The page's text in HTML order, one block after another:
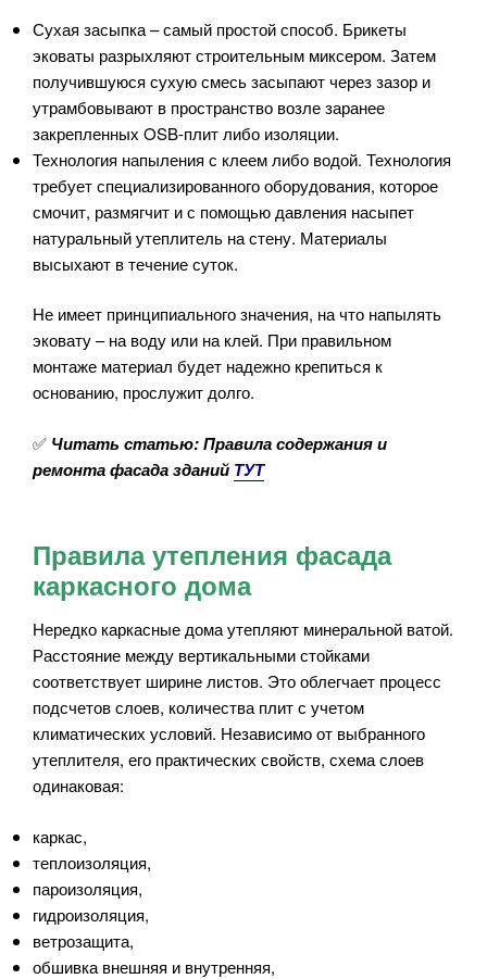
Сухая засыпка – самый простой способ. Брикеты
эковаты разрыхляют строительным миксером. Затем
получившуюся сухую смесь засыпают через зазор и
утрамбовывают в пространство возле заранее
закрепленных OSB-плит либо изоляции.
Технология напыления с клеем либо водой. Технология
требует специализированного оборудования, которое
смочит, размягчит и с помощью давления насыпет
натуральный утеплитель на стену. Материалы
высыхают в течение суток.
Не имеет принципиального значения, на что напылять
эковату – на воду или на клей. При правильном
монтаже материал будет надежно крепиться к
основанию, прослужит долго.
✅ Читать статью: Правила содержания и
ремонта фасада зданий ТУТ
Правила утепления фасада
каркасного дома
Нередко каркасные дома утепляют минеральной ватой.
Расстояние между вертикальными стойками
соответствует ширине листов. Это облегчает процесс
подсчетов слоев, количества плит с учетом
климатических условий. Независимо от выбранного
утеплителя, его практических свойств, схема слоев
одинаковая:
каркас,
теплоизоляция,
пароизоляция,
гидроизоляция,
ветрозащита,
обшивка внешняя и внутренняя,